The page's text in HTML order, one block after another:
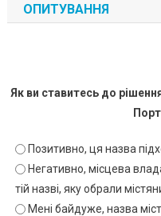
ОПИТУВАННЯ
Як ви ставитесь до
Позитивно, ця назва
Негативно, місцева
тій назві, яку обрали
Мені байдуже, назва